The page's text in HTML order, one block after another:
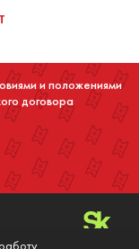
и положениями
договора